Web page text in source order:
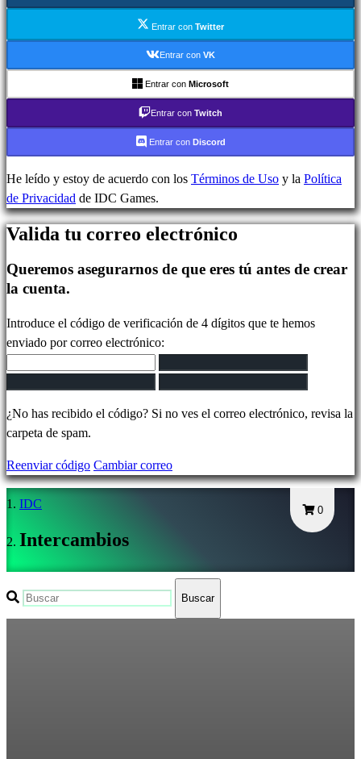
In-
Media
IDC
Plays
IDC
Gifts
Soporte
Regístrate
Iniciar
sesión
Olvidé
mi
Cambiar
idioma
AR
BS
DA
Entrar con Twitter
Entrar con VK
Entrar con Microsoft
Entrar con Twitch
Entrar con Discord
He leído y estoy de acuerdo con los Términos de Uso y la Política
de Privacidad de IDC Games.
Valida tu correo electrónico
Queremos asegurarnos de que eres tú antes de crear
la cuenta.
Introduce el código de verificación de 4 dígitos que te hemos
enviado por correo electrónico:
¿No has recibido el código? Si no ves el correo electrónico, revisa la
carpeta de spam.
Reenviar código Cambiar correo
0
IDC
Intercambios
Buscar